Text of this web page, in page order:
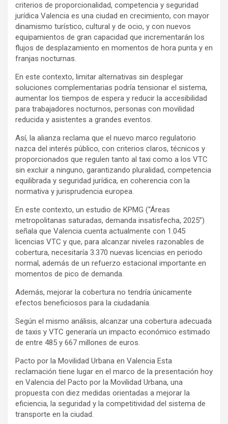
criterios de proporcionalidad, competencia y seguridad
jurídica Valencia es una ciudad en crecimiento, con mayor
dinamismo turístico, cultural y de ocio, y con nuevos
equipamientos de gran capacidad que incrementarán los
flujos de desplazamiento en momentos de hora punta y en
franjas nocturnas.
En este contexto, limitar alternativas sin desplegar
soluciones complementarias podría tensionar el sistema,
aumentar los tiempos de espera y reducir la accesibilidad
para trabajadores nocturnos, personas con movilidad
reducida y asistentes a grandes eventos.
Así, la alianza reclama que el nuevo marco regulatorio
nazca del interés público, con criterios claros, técnicos y
proporcionados que regulen tanto al taxi como a los VTC
sin excluir a ninguno, garantizando pluralidad, competencia
equilibrada y seguridad jurídica, en coherencia con la
normativa y jurisprudencia europea.
En este contexto, un estudio de KPMG (“Áreas
metropolitanas saturadas, demanda insatisfecha, 2025”)
señala que Valencia cuenta actualmente con 1.045
licencias VTC y que, para alcanzar niveles razonables de
cobertura, necesitaría 3.370 nuevas licencias en periodo
normal, además de un refuerzo estacional importante en
momentos de pico de demanda.
Además, mejorar la cobertura no tendría únicamente
efectos beneficiosos para la ciudadanía.
Según el mismo análisis, alcanzar una cobertura adecuada
de taxis y VTC generaría un impacto económico estimado
de entre 485 y 667 millones de euros.
Pacto por la Movilidad Urbana en Valencia Esta
reclamación tiene lugar en el marco de la presentación hoy
en Valencia del Pacto por la Movilidad Urbana, una
propuesta con diez medidas orientadas a mejorar la
eficiencia, la seguridad y la competitividad del sistema de
transporte en la ciudad.